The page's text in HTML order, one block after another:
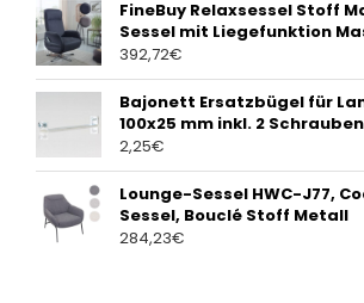
FineBuy Relaxsessel Stoff
Sessel mit Liegefunktion
392,72€
Bajonett Ersatzbügel für
100x25 mm inkl. 2 Schrauben
2,25€
Lounge-Sessel HWC-J77,
Sessel, Bouclé Stoff Metall
284,23€